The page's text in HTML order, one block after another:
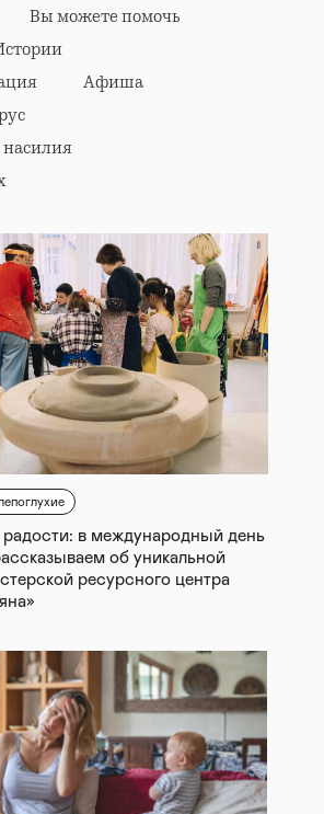
Вы можете помочь
Афиша
радости: в международный день
об уникальной
ресурсного центра